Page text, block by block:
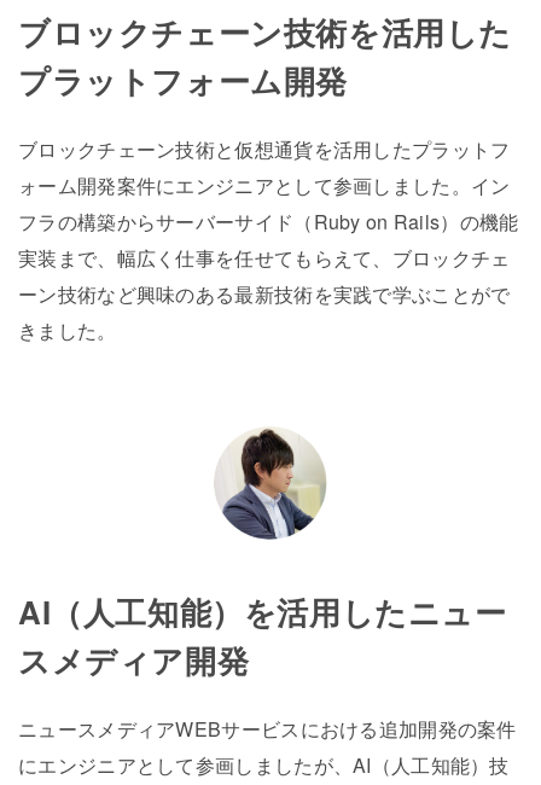
ブロックチェーン技術を活用した
プラットフォーム開発
ブロックチェーン技術と仮想通貨を活用したプラットフ
ォーム開発案件にエンジニアとして参画しました。イン
フラの構築からサーバーサイド（Ruby on Rails）の機能
実装まで、幅広く仕事を任せてもらえて、ブロックチェ
ーン技術など興味のある最新技術を実践で学ぶことがで
きました。
AI（人工知能）を活用したニュー
スメディア開発
ニュースメディアWEBサービスにおける追加開発の案件
にエンジニアとして参画しましたが、AI（人工知能）技